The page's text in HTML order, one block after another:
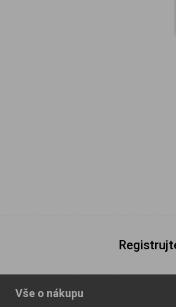
Vše o nákupu